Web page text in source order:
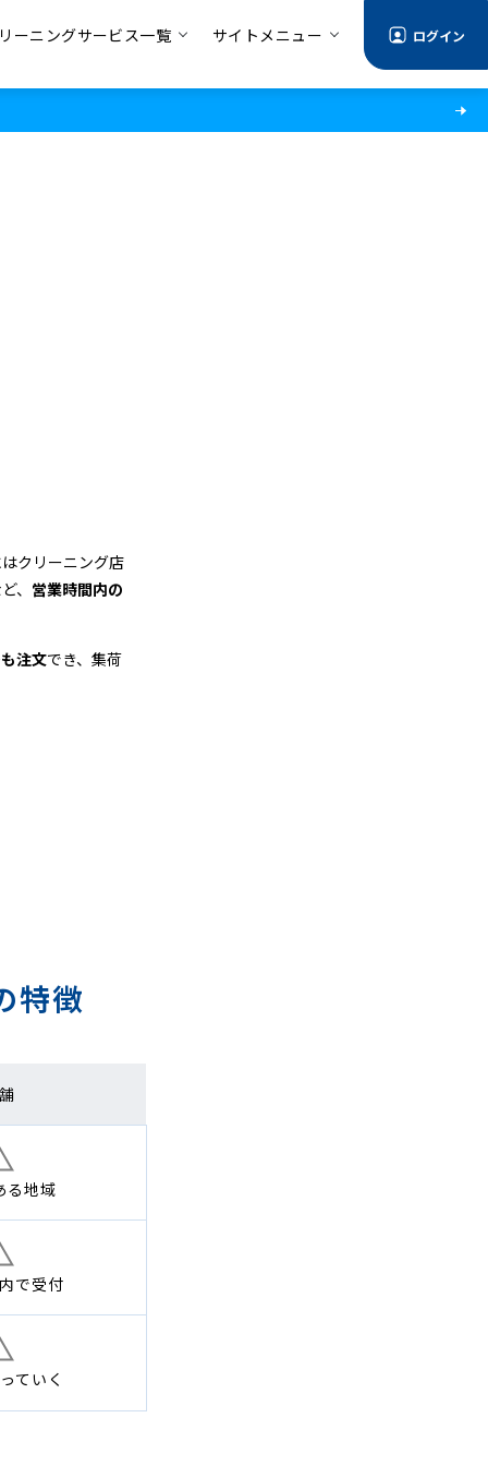
ーニングサービス一覧 サイトメニュー ログイン
クリーニング店
、 営業時間内の
注文でき、集荷
特徴
る地域
で受付
ていく